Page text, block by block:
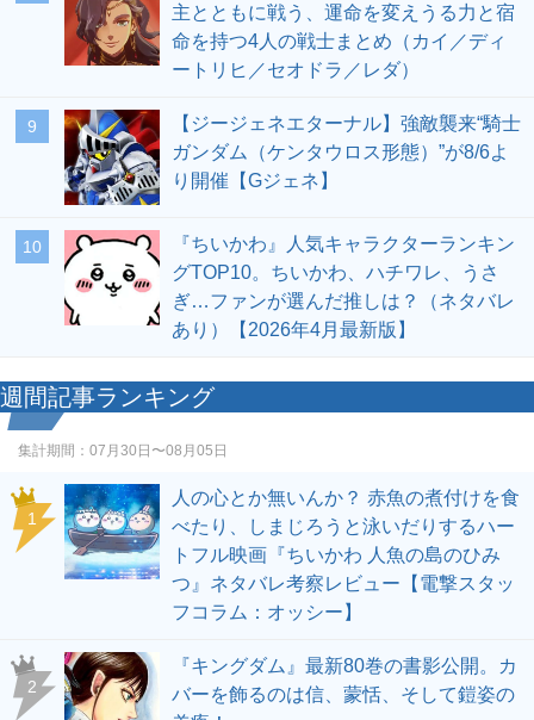
主とともに戦う、運命を変えうる力と宿
命を持つ4人の戦士まとめ（カイ／ディ
ートリヒ／セオドラ／レダ）
9
【ジージェネエターナル】強敵襲来“騎士
ガンダム（ケンタウロス形態）”が8/6よ
り開催【Gジェネ】
10
『ちいかわ』人気キャラクターランキン
グTOP10。ちいかわ、ハチワレ、うさ
ぎ…ファンが選んだ推しは？（ネタバレ
あり）【2026年4月最新版】
週間記事ランキング
集計期間： 07月30日〜08月05日
1
人の心とか無いんか？ 赤魚の煮付けを食
べたり、しまじろうと泳いだりするハー
トフル映画『ちいかわ 人魚の島のひみ
つ』ネタバレ考察レビュー【電撃スタッ
フコラム：オッシー】
2
『キングダム』最新80巻の書影公開。カ
バーを飾るのは信、蒙恬、そして鎧姿の